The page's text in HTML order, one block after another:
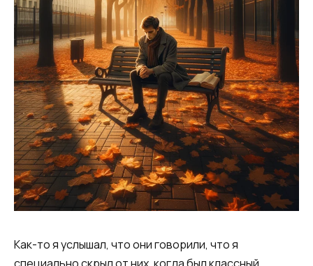
Как-то я услышал, что они говорили, что я